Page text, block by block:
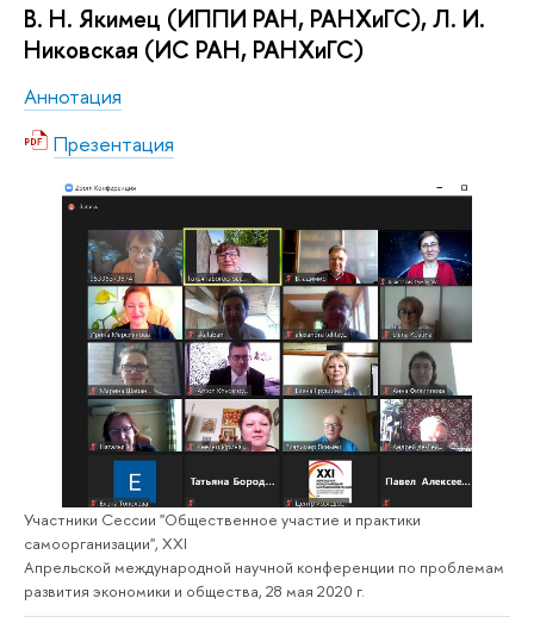
В. Н. Якимец (ИППИ РАН, РАНХиГС), Л. И.
Никовская (ИС РАН, РАНХиГС)
Аннотация
Презентация
Участники Сессии "Общественное участие и практики
самоорганизации", XXI
Апрельской международной научной конференции по проблемам
развития экономики и общества, 28 мая 2020 г.